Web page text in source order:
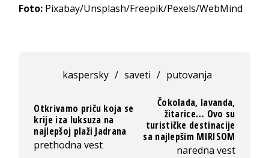
Foto: Pixabay/Unsplash/Freepik/Pexels/WebMind
kaspersky / saveti / putovanja
Otkrivamo priču koja se
krije iza luksuza na
najlepšoj plaži Jadrana
prethodna vest
Čokolada, lavanda,
žitarice… Ovo su
turističke destinacije
sa najlepšim MIRISOM
naredna vest